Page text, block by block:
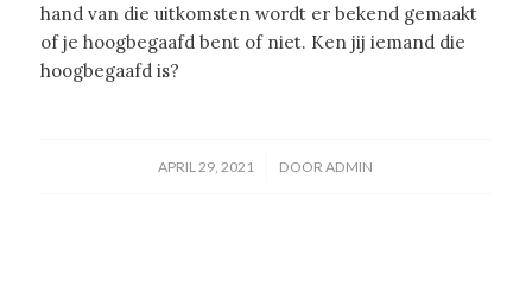
hand van die uitkomsten wordt er bekend gemaakt
of je hoogbegaafd bent of niet. Ken jij iemand die
hoogbegaafd is?
APRIL 29, 2021
/ DOORADMIN